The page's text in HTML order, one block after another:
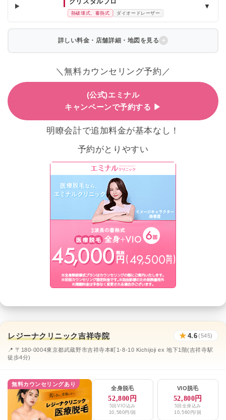
熱破壊式、蓄熱式 ダイオードレーザー
▼
詳しい料金・店舗詳細・地図を見る
＼無料カウンセリング予約／
(公式)エミナル
キャンペーンで予約する ▶
明瞭会計で追加料金が基本なし！
予約がとりやすい
レジーナクリニック吉祥寺院 ★ 4.6(545)
📍 〒180-0004東京都武蔵野市吉祥寺本町1-8-10 Kichijoji ex 地下1階(吉祥寺駅
徒歩4分)
無料カウンセリングあり
全身脱毛
52,800円
5回VIO込み
10,560円/回
VIO脱毛
52,800円
5回全身込み
10,560円/回